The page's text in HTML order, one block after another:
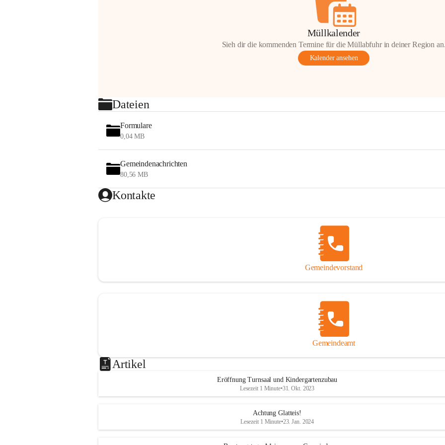
Müllkalender
Sieh dir die kommenden Termine für die Müllabfuhr in deiner Region
Kalender ansehen
Dateien
Formulare
0,04 MB
Gemeindenachrichten
80,56 MB
Kontakte
Gemeindevorstand
Gemeindeamt
Artikel
Eröffnung Turnsaal und Kindergartenzubau
Lesezeit 1 Minute•31. Okt. 2023
Achtung Glatteis!
Lesezeit 1 Minute•23. Jan. 2024